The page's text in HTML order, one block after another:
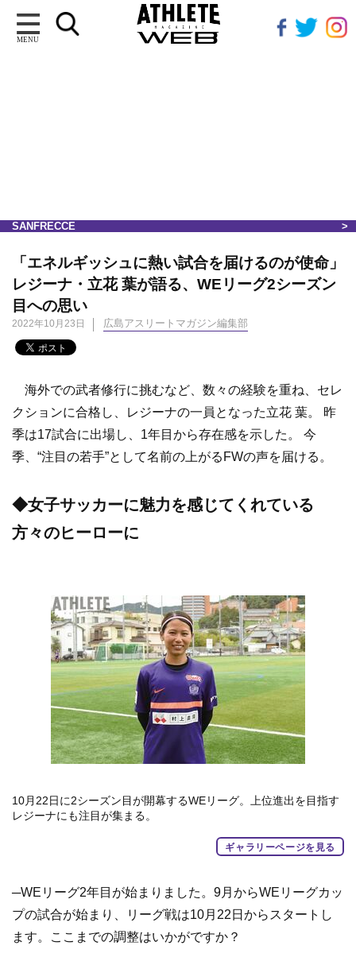
MENU
SANFRECCE
「エネルギッシュに熱い試合を届けるのが使命」
レジーナ・立花 葉が語る、WEリーグ2シーズン
目への思い
2022年10月23日 広島アスリートマガジン編集部
海外での武者修行に挑むなど、数々の経験を重ね、セレ
クションに合格し、レジーナの一員となった立花 葉。 昨
季は17試合に出場し、1年目から存在感を示した。 今
季、“注目の若手”として名前の上がるFWの声を届ける。
◆女子サッカーに魅力を感じてくれている
方々のヒーローに
10月22日に2シーズン目が開幕するWEリーグ。上位進出を目指す
レジーナにも注目が集まる。
ギャラリーページを見る
─WEリーグ2年目が始まりました。9月からWEリーグカッ
プの試合が始まり、リーグ戦は10月22日からスタートし
ます。ここまでの調整はいかがですか？